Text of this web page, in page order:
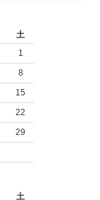
土
1
8
15
22
29
土